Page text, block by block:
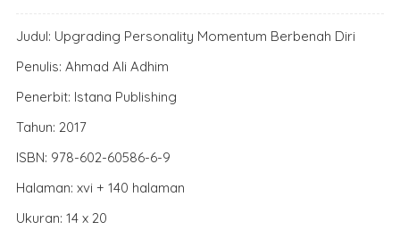
Judul: Upgrading Personality Momentum Berbenah Diri
Penulis: Ahmad Ali Adhim
Penerbit: Istana Publishing
Tahun: 2017
ISBN: 978-602-60586-6-9
Halaman: xvi + 140 halaman
Ukuran: 14 x 20